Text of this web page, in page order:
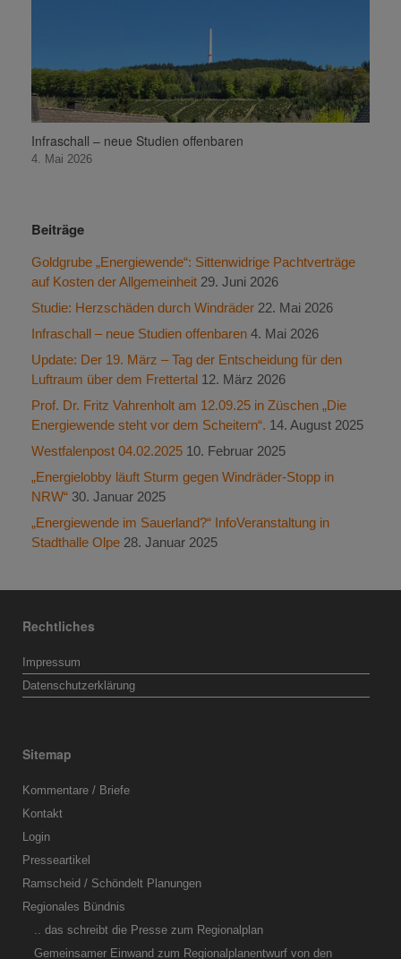
Infraschall – neue Studien offenbaren
4. Mai 2026
Beiträge
Goldgrube „Energiewende“: Sittenwidrige Pachtverträge
auf Kosten der Allgemeinheit 29. Juni 2026
Studie: Herzschäden durch Windräder 22. Mai 2026
Infraschall – neue Studien offenbaren 4. Mai 2026
Update: Der 19. März – Tag der Entscheidung für den
Luftraum über dem Frettertal 12. März 2026
Prof. Dr. Fritz Vahrenholt am 12.09.25 in Züschen „Die
Energiewende steht vor dem Scheitern“. 14. August 2025
Westfalenpost 04.02.2025 10. Februar 2025
„Energielobby läuft Sturm gegen Windräder-Stopp in
NRW“ 30. Januar 2025
„Energiewende im Sauerland?“ InfoVeranstaltung in
Stadthalle Olpe 28. Januar 2025
Rechtliches
Impressum
Datenschutzerklärung
Sitemap
Kommentare / Briefe
Kontakt
Login
Presseartikel
Ramscheid / Schöndelt Planungen
Regionales Bündnis
.. das schreibt die Presse zum Regionalplan
Gemeinsamer Einwand zum Regionalplanentwurf von den